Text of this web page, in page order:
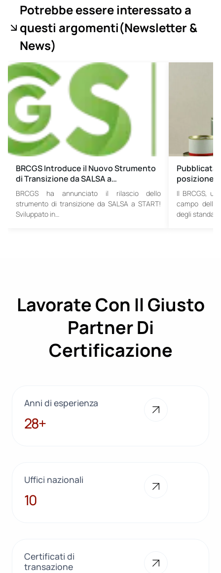
Potrebbe essere interessato a
questi argomenti(Newsletter &
News)
BRCGS Introduce il Nuovo Strumento
di Transizione da SALSA a…
BRCGS ha annunciato il rilascio dello
strumento di transizione da SALSA a START!
Sviluppato in…
Pubblicata
posizione
Il BRCGS,
campo della
degli
Lavorate Con Il Giusto
Partner Di
Certificazione
Anni di esperienza
28+
28+
Uffici nazionali
10
10
Certificati di
transazione